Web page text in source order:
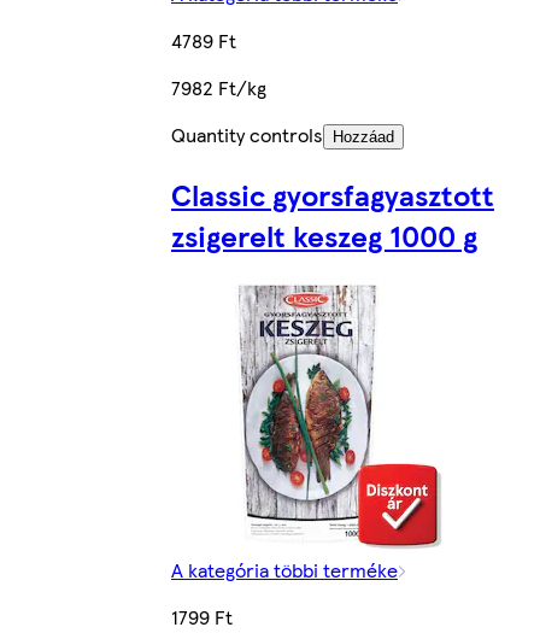
4789 Ft
7982 Ft/kg
Quantity controls
Hozzáad
Classic gyorsfagyasztott
zsigerelt keszeg 1000 g
A kategória többi terméke
1799 Ft